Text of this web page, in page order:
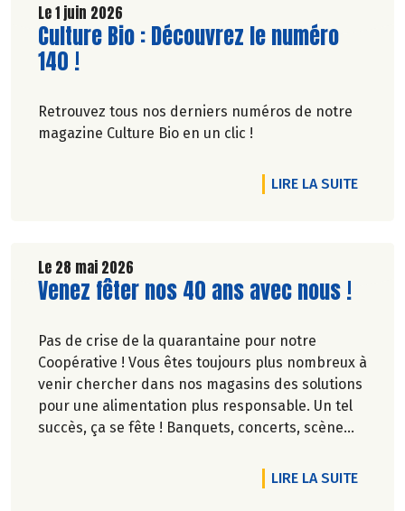
la précarité alimentaire et favoriser l’accès de
tous à une alimentation bio et de qualité.
notre magasin BIOCOOP L'AUZONNE où vous
pourrez réaliser un don de produits non
périssables : conserves de légumes, de poisson,
chocolat, produits d’hygiène (nettoyant vaisselle,
Merci d’avance pour votre générosité ! 🤲
Le 1 juin 2026
Lire la suite de l'article
Culture Bio : Découvrez le numéro
140 !
Retrouvez tous nos derniers numéros de notre
magazine Culture Bio en un clic !
LIRE LA SUITEDE
Le 28 mai 2026
Lire la suite de l'article
Venez fêter nos 40 ans avec nous !
Pas de crise de la quarantaine pour notre
Coopérative ! Vous êtes toujours plus nombreux à
venir chercher dans nos magasins des solutions
pour une alimentation plus responsable. Un tel
succès, ça se fête ! Banquets, concerts, scène
LIRE LA SUITEDE